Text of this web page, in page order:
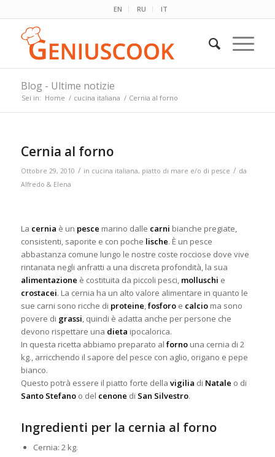
EN RU IT
Blog - Ultime notizie
Sei in: Home / cucina italiana / Cernia al forno
Cernia al forno
Ottobre 29, 2010 / in cucina italiana, piatto di mare e/o di pesce / da
Alfredo & Elena
La cernia è un pesce marino dalle carni bianche pregiate,
consistenti, saporite e con poche lische. È un pesce
abbastanza comune lungo le nostre coste rocciose dove vive
rintanata negli anfratti a una discreta profondità, la sua
alimentazione è costituita da piccoli pesci, molluschi e
crostacei. La cernia ha un alto valore alimentare in quanto le
sue carni sono ricche di proteine,fosforoe calcioma sono
povere di grassi, quindi è adatta anche per persone che
devono rispettare una dieta ipocalorica.
In questa ricetta abbiamo preparato al fornouna cernia di 2
kg., arricchendo il sapore del pesce con aglio, origano e pepe
bianco.
Questo potrà essere il piatto forte della vigilia di Natale o di
Santo Stefanoo del cenone di San Silvestro.
Ingredienti per la cernia al forno
Cernia: 2 kg.